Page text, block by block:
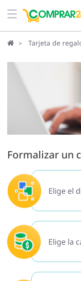
Tarjeta de
Formalizar un
Elige el
Elige la